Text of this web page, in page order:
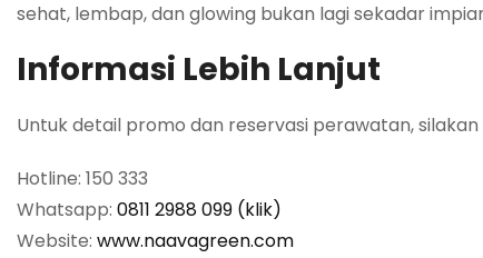
sehat, lembap, dan glowing bukan lagi sekadar
Informasi Lebih Lanjut
Untuk detail promo dan reservasi perawatan, silakan
Hotline: 150 333
Whatsapp: 0811 2988 099 (klik)
Website: www.naavagreen.com